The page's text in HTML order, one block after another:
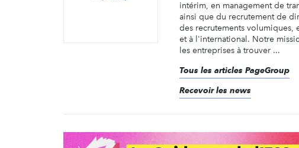
intérim, en management de
ainsi que du recrutement de
des recrutements volumiques,
et à l'international. Notre
les entreprises à trouver ...
Tous les articles PageGroup
Recevoir les news